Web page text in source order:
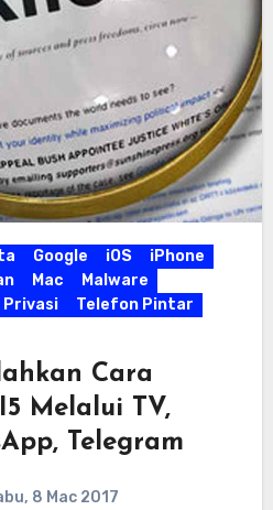
Google iOS
iPhone
Mac
Malware
Privasi
Telefon Pintar
Cara
Melalui TV,
Telegram
8 Mac 2017